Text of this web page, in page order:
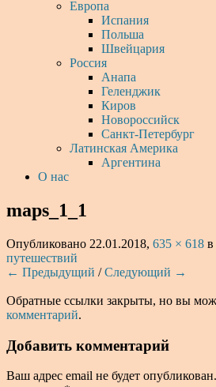
Европа
Испания
Польша
Швейцария
Россия
Анапа
Геленджик
Киров
Новороссийск
Санкт-Петербург
Латинская Америка
Аргентина
О нас
maps_1_1
Опубликовано 22.01.2018, 635 × 618 в
путешествий
← Предыдущий /Следующий →
Обратные ссылки закрыты, но вы
комментарий.
Добавить комментарий
Ваш адрес email не будет опубликован.